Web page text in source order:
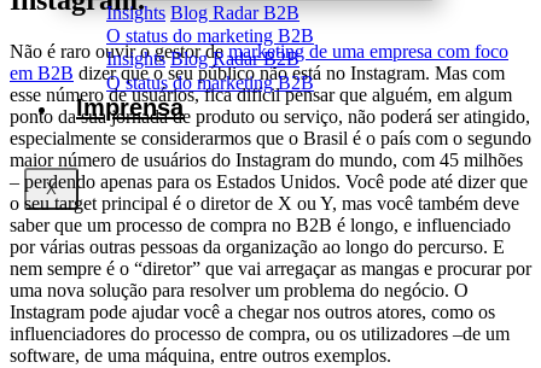
Insights Blog Radar B2B
O status do marketing B2B
Insights Blog Radar B2B
O status do marketing B2B
Imprensa
X
Não é raro ouvir o gestor demarketing de uma empresa com foco
em B2B dizer que o seu público não está no Instagram. Mas com
esse número de usuários, fica difícil pensar que alguém, em algum
ponto da sua jornada de produto ou serviço, não poderá ser atingido,
especialmente se considerarmos que o Brasil é o país com o segundo
maior número de usuários do Instagram do mundo, com 45 milhões
– perdendo apenas para os Estados Unidos. Você pode até dizer que
o seu target principal é o diretor de X ou Y, mas você também deve
saber que um processo de compra no B2B é longo, e influenciado
por várias outras pessoas da organização ao longo do percurso. E
nem sempre é o “diretor” que vai arregaçar as mangas e procurar por
uma nova solução para resolver um problema do negócio. O
Instagram pode ajudar você a chegar nos outros atores, como os
influenciadores do processo de compra, ou os utilizadores –de um
software, de uma máquina, entre outros exemplos.